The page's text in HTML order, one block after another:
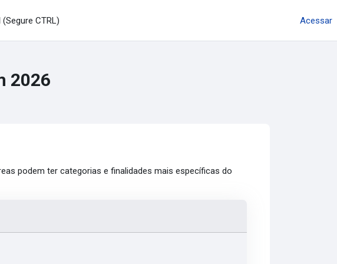
CTRL) Acessar
2026
podem ter categorias e finalidades mais específicas do